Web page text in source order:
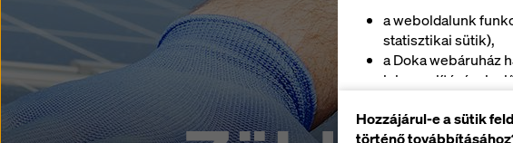
a weboldalunk
statisztikai sütik),
a Doka webáruház
lebonyolításának
bizonyos
Hozzájárul-e a sütik
történő